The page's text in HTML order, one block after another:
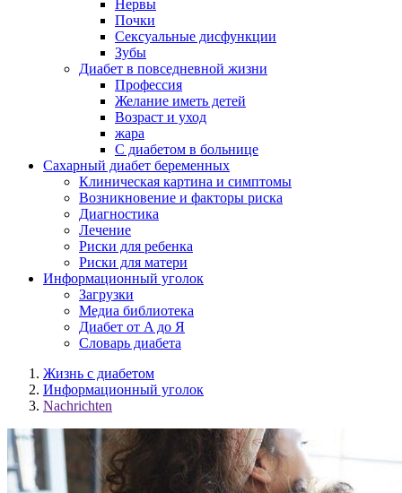
Нервы
Почки
Сексуальные дисфункции
Зубы
Диабет в повседневной жизни
Профессия
Желание иметь детей
Возраст и уход
жара
С диабетом в больнице
Сахарный диабет беременных
Клиническая картина и симптомы
Возникновение и факторы риска
Диагностика
Лечение
Риски для ребенка
Риски для матери
Информационный уголок
Загрузки
Медиа библиотека
Диабет от A до Я
Словарь диабета
Жизнь с диабетом
Информационный уголок
Nachrichten